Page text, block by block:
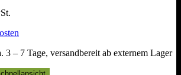
3 – 7 Tage, versandbereit ab externem Lager